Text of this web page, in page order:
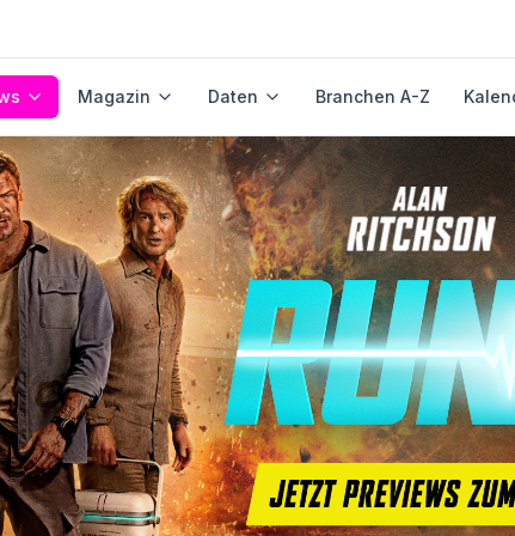
Magazin Daten Branchen A-Z